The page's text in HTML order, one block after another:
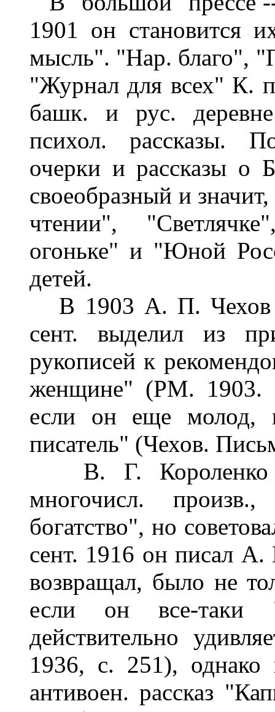
1901 он становится
мысль". "Нар. благо",
"Журнал для всех" К.
башк. и рус. деревне
психол. рассказы.
очерки и рассказы о
своеобразный и
чтении",
огоньке" и "Юной
детей.
В 1903 А. П. Чехов
сент. выделил из
рукописей к
женщине" (РМ. 1903.
если он еще молод,
писатель" (Чехов.
В. Г. Короленко
многочисл.
богатство", но
сент. 1916 он писал
возвращал, было не
если он все-таки
действительно
1936, с. 251), однако
антивоен. рассказ